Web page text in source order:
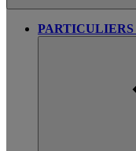
PARTICULIERS